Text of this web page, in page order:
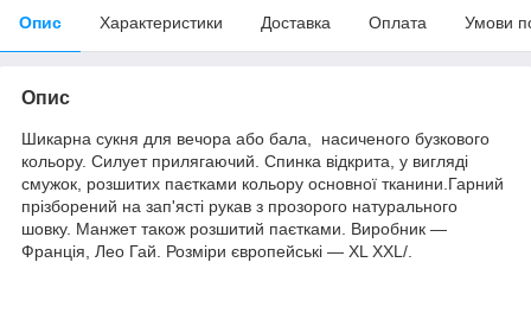
Опис Характеристики Доставка Оплата Умови
Опис
Шикарна сукня для вечора або бала, насиченого бузкового
кольору. Силует прилягаючий. Спинка відкрита, у вигляді
смужок, розшитих паєтками кольору основної тканини.Гарний
прізборений на зап'ясті рукав з прозорого натурального
шовку. Манжет також розшитий паєтками. Виробник ―
Франція, Лео Гай. Розміри європейські ― XL XXL/.